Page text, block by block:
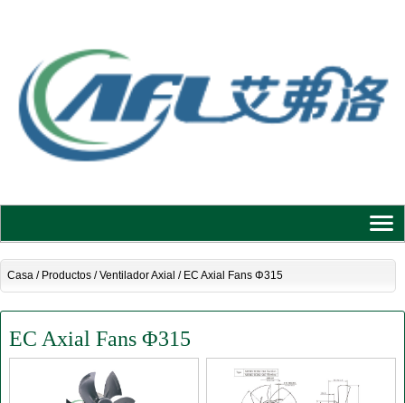
Casa/ Productos/Ventilador Axial / EC Axial Fans Φ315
EC Axial Fans Φ315